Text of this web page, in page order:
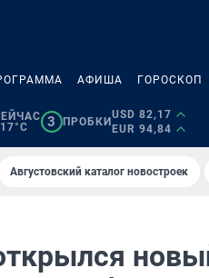
АФИША ГОРОСКОП
3 ПРОБКИ
USD 82,17
EUR 94,84
Августовский каталог новостроек